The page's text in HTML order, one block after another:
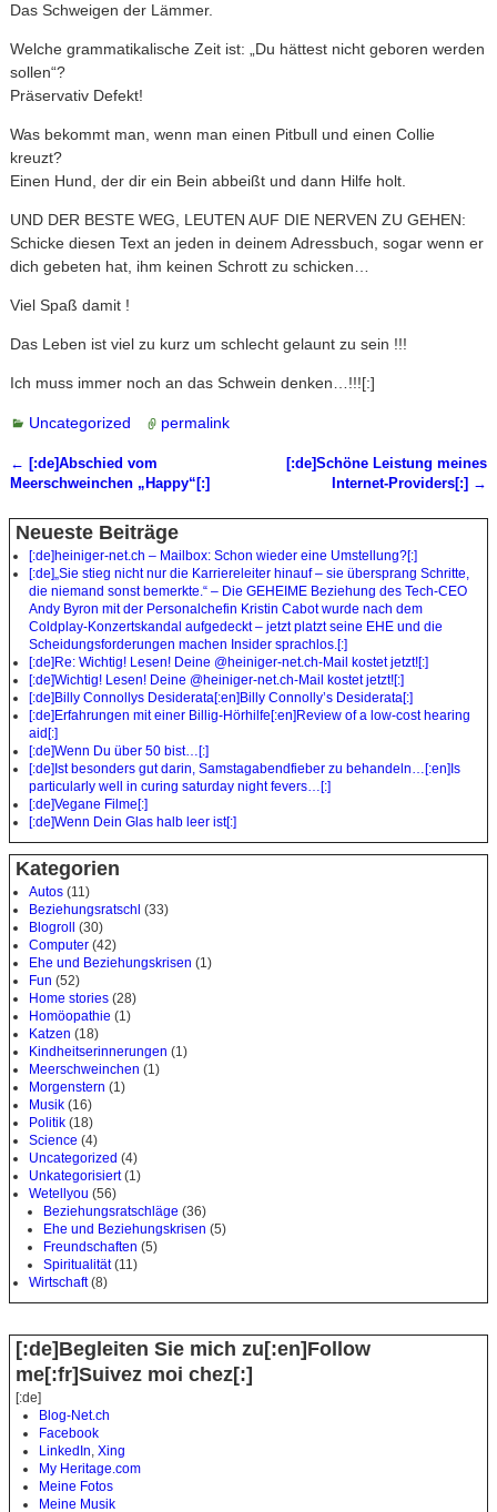
Das Schweigen der Lämmer.
Welche grammatikalische Zeit ist: „Du hättest nicht geboren werden
sollen“?
Präservativ Defekt!
Was bekommt man, wenn man einen Pitbull und einen Collie
kreuzt?
Einen Hund, der dir ein Bein abbeißt und dann Hilfe holt.
UND DER BESTE WEG, LEUTEN AUF DIE NERVEN ZU GEHEN:
Schicke diesen Text an jeden in deinem Adressbuch, sogar wenn er
dich gebeten hat, ihm keinen Schrott zu schicken…
Viel Spaß damit !
Das Leben ist viel zu kurz um schlecht gelaunt zu sein !!!
Ich muss immer noch an das Schwein denken…!!![:]
Uncategorized permalink
Artikelnavigation
← [:de]Abschied vom
Meerschweinchen „Happy“[:]
[:de]Schöne Leistung meines
Internet-Providers[:] →
Neueste Beiträge
[:de]heiniger-net.ch – Mailbox: Schon wieder eine Umstellung?[:]
[:de]„Sie stieg nicht nur die Karriereleiter hinauf – sie übersprang Schritte,
die niemand sonst bemerkte.“ – Die GEHEIME Beziehung des Tech-CEO
Andy Byron mit der Personalchefin Kristin Cabot wurde nach dem
Coldplay-Konzertskandal aufgedeckt – jetzt platzt seine EHE und die
Scheidungsforderungen machen Insider sprachlos.[:]
[:de]Re: Wichtig! Lesen! Deine @heiniger-net.ch-Mail kostet jetzt![:]
[:de]Wichtig! Lesen! Deine @heiniger-net.ch-Mail kostet jetzt![:]
[:de]Billy Connollys Desiderata[:en]Billy Connolly’s Desiderata[:]
[:de]Erfahrungen mit einer Billig-Hörhilfe[:en]Review of a low-cost hearing
aid[:]
[:de]Wenn Du über 50 bist…[:]
[:de]Ist besonders gut darin, Samstagabendfieber zu behandeln…[:en]Is
particularly well in curing saturday night fevers…[:]
[:de]Vegane Filme[:]
[:de]Wenn Dein Glas halb leer ist[:]
Kategorien
Autos (11)
Beziehungsratschl (33)
Blogroll
(30)
Computer (42)
Ehe und Beziehungskrisen (1)
Fun (52)
Home stories (28)
Homöopathie (1)
Katzen (18)
Kindheitserinnerungen (1)
Meerschweinchen (1)
Morgenstern (1)
Musik (16)
Politik (18)
Science (4)
Uncategorized (4)
Unkategorisiert(1)
Wetellyou (56)
Beziehungsratschläge (36)
Ehe und Beziehungskrisen (5)
Freundschaften (5)
Spiritualität(11)
Wirtschaft(8)
[:de]Begleiten Sie mich zu[:en]Follow
me[:fr]Suivez moi chez[:]
[:de]
Blog-Net.ch
Facebook
LinkedIn,Xing
My Heritage.com
Meine Fotos
Meine Musik